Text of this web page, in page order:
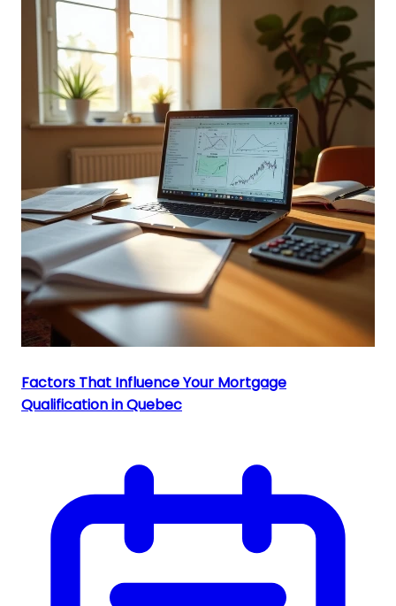
Factors That Influence Your Mortgage
Qualification in Quebec